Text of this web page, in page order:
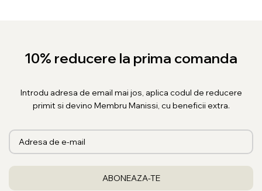
10% reducere la prima comanda
Introdu adresa de email mai jos, aplica codul de reducere
primit si devino Membru Manissi, cu beneficii extra.